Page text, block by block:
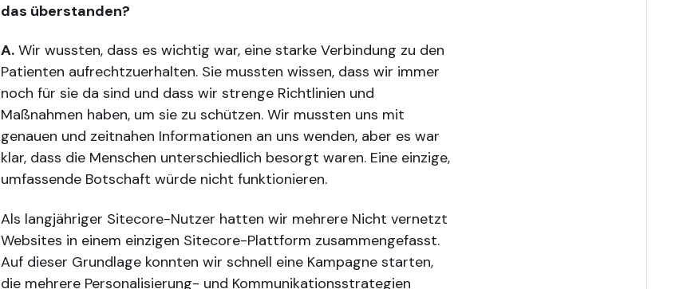
das überstanden?
A. Wir wussten, dass es wichtig war, eine starke Verbindung zu den
Patienten aufrechtzuerhalten. Sie mussten wissen, dass wir immer
noch für sie da sind und dass wir strenge Richtlinien und
Maßnahmen haben, um sie zu schützen. Wir mussten uns mit
genauen und zeitnahen Informationen an uns wenden, aber es war
klar, dass die Menschen unterschiedlich besorgt waren. Eine einzige,
umfassende Botschaft würde nicht funktionieren.
Als langjähriger Sitecore-Nutzer hatten wir mehrere Nicht vernetzt
Websites in einem einzigen Sitecore-Plattform zusammengefasst.
Auf dieser Grundlage konnten wir schnell eine Kampagne starten,
die mehrere Personalisierung- und Kommunikationsstrategien